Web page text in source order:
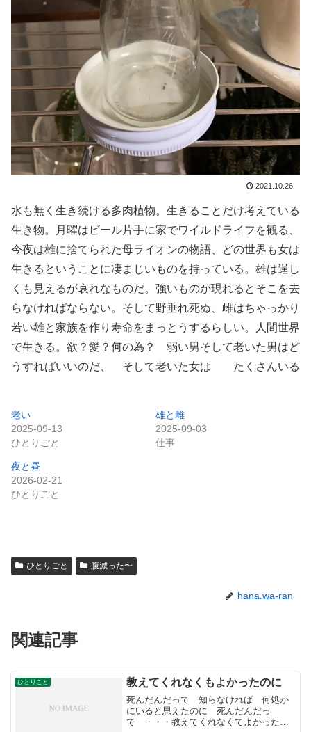
2021.10.26
水も無く生き続ける多肉植物。生きることだけ考えている
生き物。月曜はビール片手に家でワイルドライフを観る、
今夜は雄に捨てられた母ライオンの物語、どの世界も女は
生きるということに凄まじいものを持っている。雄は逞し
くも見えるが哀れなものだ。強いものが現れるとそこを去
らなければならない。そして野垂れ死ぬ、雌はちゃっかり
若い雄と家族を作り寿命をまっとうするらしい。人間世界
で生きる。欲？愛？何の為？ 弱い男そして老いた男はど
うすればいいのだ、 そして老いた女は たくさんいる
老い
2025-09-13
ひとりごと
雄と雌
2025-09-03
仕事
夜と昼
2026-02-21
ひとりごと
ひとりごと 腹減った〜
hana.wa-ran
関連記事
ひとりごと 教えてくれなくもよかったのに
死んだんだって 知らなければ 何処か
にいると思えたのに 死んだんだっ
て ・・・教えてくれなくてよかったの